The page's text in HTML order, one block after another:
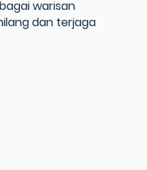
warisan
dan terjaga